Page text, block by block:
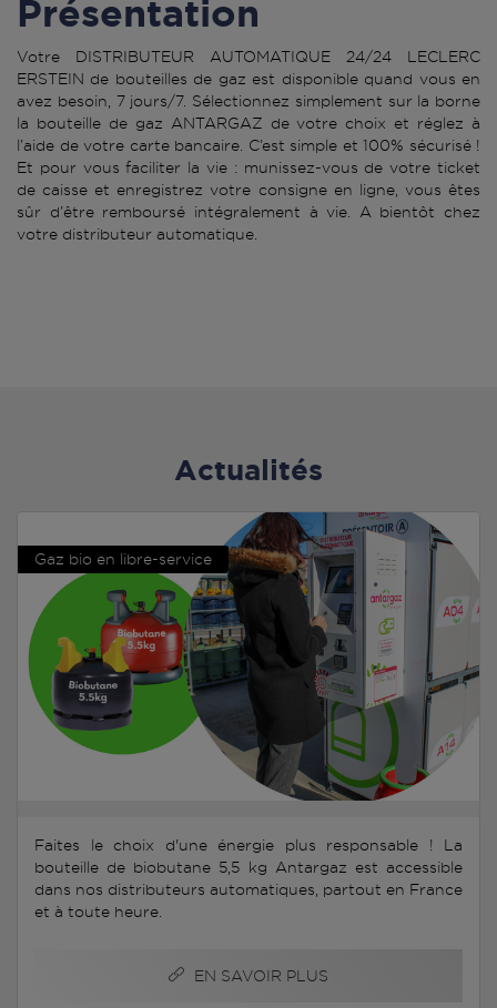
Présentation
Votre DISTRIBUTEUR AUTOMATIQUE 24/24 LECLERC
ERSTEIN de bouteilles de gaz est disponible quand vous en
avez besoin, 7 jours/7. Sélectionnez simplement sur la borne
la bouteille de gaz ANTARGAZ de votre choix et réglez à
l’aide de votre carte bancaire. C’est simple et 100% sécurisé !
Et pour vous faciliter la vie : munissez-vous de votre ticket
de caisse et enregistrez votre consigne en ligne, vous êtes
sûr d’être remboursé intégralement à vie. A bientôt chez
votre distributeur automatique.
Actualités
Gaz bio en libre-service
Faites le choix d'une énergie plus responsable ! La
bouteille de biobutane 5,5 kg Antargaz est accessible
dans nos distributeurs automatiques, partout en France
et à toute heure.
EN SAVOIR PLUS